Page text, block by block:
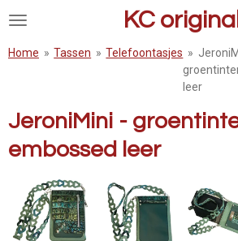
Ga
naar
KC original
Home » Tassen » Telefoontasjes »
leer
JeroniMini -
embossed leer